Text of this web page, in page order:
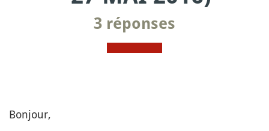
3 réponses
Bonjour,